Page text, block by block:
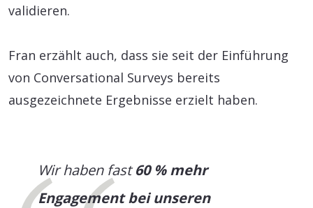
validieren.
Fran erzählt auch, dass sie seit der Einführung
von Conversational Surveys bereits
ausgezeichnete Ergebnisse erzielt haben.
Wir haben fast60 % mehr
Engagement bei unseren